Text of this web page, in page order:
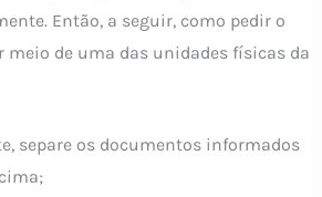
Então, a seguir, como pedir o
meio de uma das unidades físicas da
separe os documentos informados